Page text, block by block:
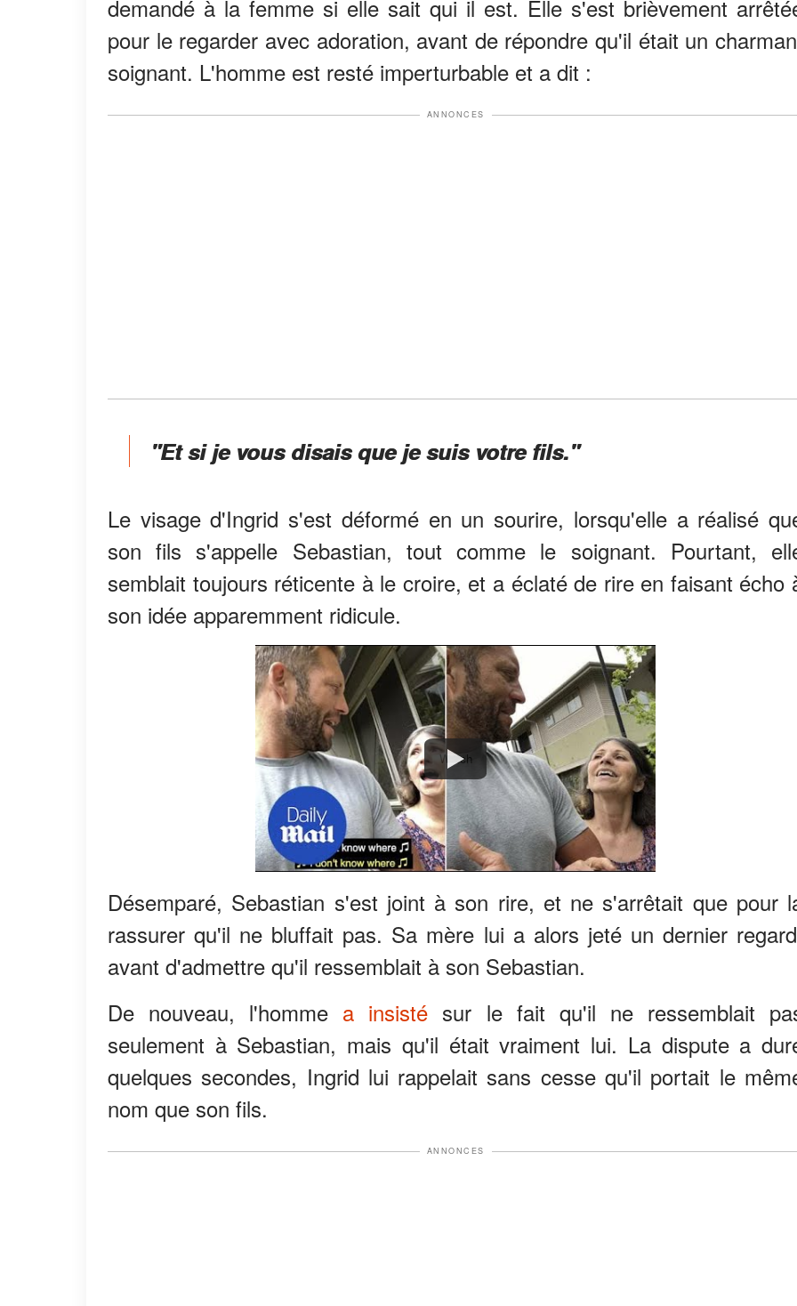
demandé à la femme si elle sait qui il est. Elle s'est brièvement
pour le regarder avec adoration, avant de répondre qu'il était un
soignant. L'homme est resté imperturbable et a dit :
ANNONCES
"Et si je vous disais que je suis votre fils."
Le visage d'Ingrid s'est déformé en un sourire, lorsqu'elle a réalisé
son fils s'appelle Sebastian, tout comme le soignant. Pourtant,
semblait toujours réticente à le croire, et a éclaté de rire en faisant écho
son idée apparemment ridicule.
Watch
Désemparé, Sebastian s'est joint à son rire, et ne s'arrêtait que pour
rassurer qu'il ne bluffait pas. Sa mère lui a alors jeté un dernier
avant d'admettre qu'il ressemblait à son Sebastian.
De nouveau, l'homme a insisté sur le fait qu'il ne ressemblait
seulement à Sebastian, mais qu'il était vraiment lui. La dispute a
quelques secondes, Ingrid lui rappelait sans cesse qu'il portait le
nom que son fils.
ANNONCES